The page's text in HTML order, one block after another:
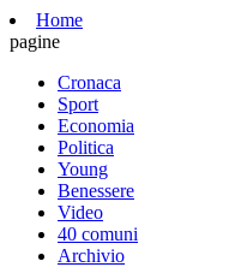
Home
pagine
Cronaca
Sport
Economia
Politica
Young
Benessere
Video
40 comuni
Archivio